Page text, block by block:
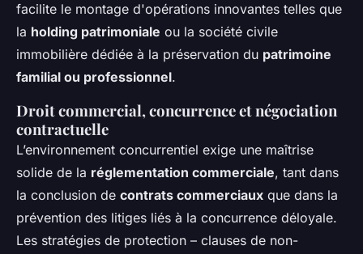
facilite le montage d'opérations innovantes telles que
la holding patrimoniale ou la société civile
immobilière dédiée à la préservation du patrimoine
familial ou professionnel.
Droit commercial, concurrence et négociation
contractuelle
L’environnement concurrentiel exige une maîtrise
solide de la réglementation commerciale, tant dans
la conclusion de contrats commerciaux que dans la
prévention des litiges liés à la concurrence déloyale.
Les stratégies de protection – clauses de non-